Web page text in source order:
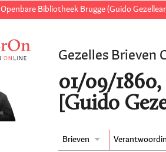
Openbare Bibliotheek Brugge (Guido
Gezelles Brieven
01/09/
[Guido
Brieven